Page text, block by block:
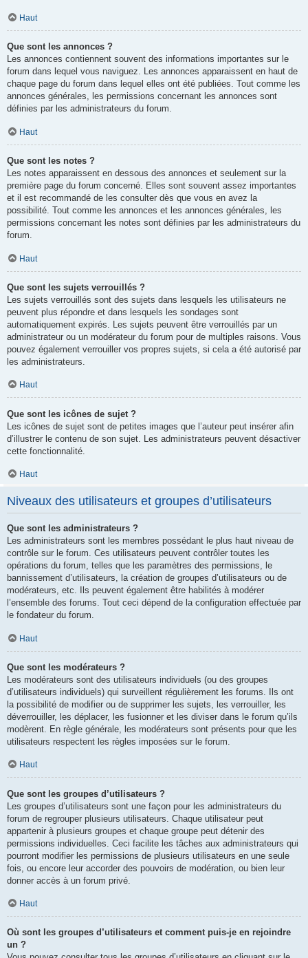
Haut
Que sont les annonces ?
Les annonces contiennent souvent des informations importantes sur le
forum dans lequel vous naviguez. Les annonces apparaissent en haut de
chaque page du forum dans lequel elles ont été publiées. Tout comme les
annonces générales, les permissions concernant les annonces sont
définies par les administrateurs du forum.
Haut
Que sont les notes ?
Les notes apparaissent en dessous des annonces et seulement sur la
première page du forum concerné. Elles sont souvent assez importantes
et il est recommandé de les consulter dès que vous en avez la
possibilité. Tout comme les annonces et les annonces générales, les
permissions concernant les notes sont définies par les administrateurs du
forum.
Haut
Que sont les sujets verrouillés ?
Les sujets verrouillés sont des sujets dans lesquels les utilisateurs ne
peuvent plus répondre et dans lesquels les sondages sont
automatiquement expirés. Les sujets peuvent être verrouillés par un
administrateur ou un modérateur du forum pour de multiples raisons. Vous
pouvez également verrouiller vos propres sujets, si cela a été autorisé par
les administrateurs.
Haut
Que sont les icônes de sujet ?
Les icônes de sujet sont de petites images que l’auteur peut insérer afin
d’illustrer le contenu de son sujet. Les administrateurs peuvent désactiver
cette fonctionnalité.
Haut
Niveaux des utilisateurs et groupes d’utilisateurs
Que sont les administrateurs ?
Les administrateurs sont les membres possédant le plus haut niveau de
contrôle sur le forum. Ces utilisateurs peuvent contrôler toutes les
opérations du forum, telles que les paramètres des permissions, le
bannissement d’utilisateurs, la création de groupes d’utilisateurs ou de
modérateurs, etc. Ils peuvent également être habilités à modérer
l’ensemble des forums. Tout ceci dépend de la configuration effectuée par
le fondateur du forum.
Haut
Que sont les modérateurs ?
Les modérateurs sont des utilisateurs individuels (ou des groupes
d’utilisateurs individuels) qui surveillent régulièrement les forums. Ils ont
la possibilité de modifier ou de supprimer les sujets, les verrouiller, les
déverrouiller, les déplacer, les fusionner et les diviser dans le forum qu’ils
modèrent. En règle générale, les modérateurs sont présents pour que les
utilisateurs respectent les règles imposées sur le forum.
Haut
Que sont les groupes d’utilisateurs ?
Les groupes d’utilisateurs sont une façon pour les administrateurs du
forum de regrouper plusieurs utilisateurs. Chaque utilisateur peut
appartenir à plusieurs groupes et chaque groupe peut détenir des
permissions individuelles. Ceci facilite les tâches aux administrateurs qui
pourront modifier les permissions de plusieurs utilisateurs en une seule
fois, ou encore leur accorder des pouvoirs de modération, ou bien leur
donner accès à un forum privé.
Haut
Où sont les groupes d’utilisateurs et comment puis-je en rejoindre
un ?